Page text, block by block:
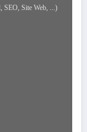
Site Web, ...)